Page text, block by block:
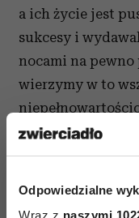
Odpowiedzialne
Wraz z naszymi
a ich życie jest
sukcesy i
nocami na pewno
wierzymy w to
zaakceptować
samotnością
nam się nie trafi?